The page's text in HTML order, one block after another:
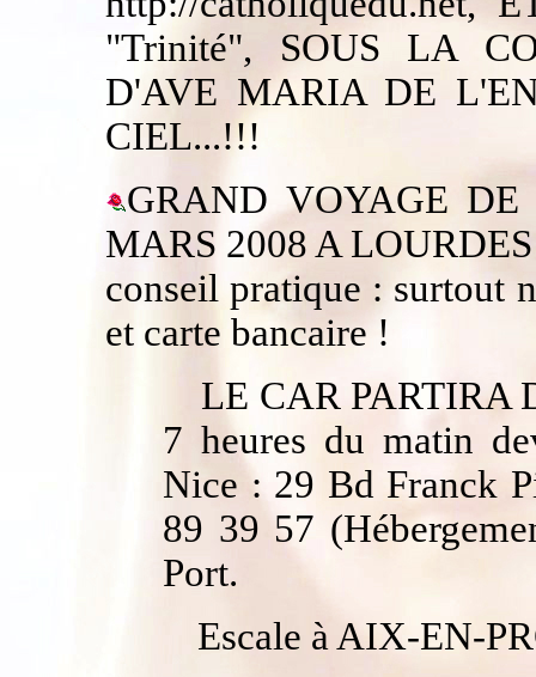
"Trinité", SOUS LA
D'AVE MARIA DE
CIEL...!!!
GRAND VOYAGE
MARS 2008 A
conseil pratique : surtout
et carte bancaire !
LE CAR PARTIRA
7 heures du matin
Nice : 29 Bd Franck
89 39 57
Port.
Escale à AIX-EN-